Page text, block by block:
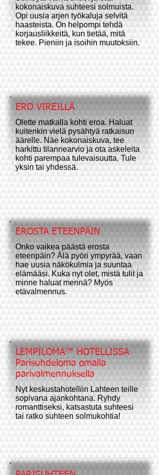
kokonaiskuva suhteesi solmuista.
Opi uusia arjen työkaluja selvitä
haasteista. On helpompi tehdä
korjausliikkeitä, kun tietää, mitä
tekee. Pieniin ja isoihin muutoksiin.
ERO VIREILLÄ
Olette matkalla kohti eroa. Haluat
kuitenkin vielä pysähtyä ratkaisun
äärelle. Näe kokonaiskuva, tee
harkittu tilannearvio ja ota askeleita
kohti parempaa tulevaisuutta. Tule
yksin tai yhdessä.
EROSTA ETEENPÄIN
Onko vaikea päästä erosta
eteenpäin? Älä pyöri ympyrää, vaan
hae uusia näkökulmia ja suuntaa
elämääsi. Kuka nyt olet, mistä tulit ja
minne haluat mennä? Myös
etävalmennus.
LEMPILOMA™ HOTELLISSA
Parisuhdeloma omalla
parivalmennuksella
Nyt keskustahotelliin Lahteen teille
sopivana ajankohtana. Ryhdy
romanttiseksi, katsastuta suhteesi
tai ratko suhteen solmukohtia!